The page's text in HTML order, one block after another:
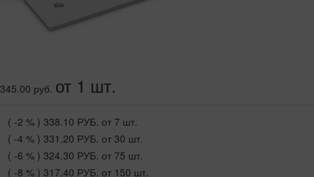
345.00 руб. от 1 шт.
( -2 % ) 338.10 РУБ. от 7 шт.
( -4 % ) 331.20 РУБ. от 30 шт.
( -6 % ) 324.30 РУБ. от 75 шт.
( -8 % ) 317.40 РУБ. от 150 шт.